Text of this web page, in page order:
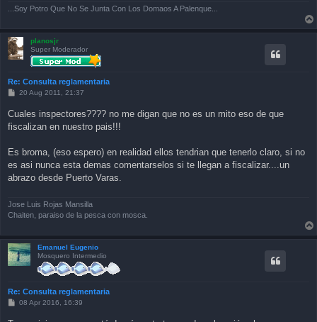
...Soy Potro Que No Se Junta Con Los Domaos A Palenque...
planosjr
Super Moderador
Re: Consulta reglamentaria
P
t
20 Aug 2011, 21:37
Cuales inspectores???? no me digan que no es un mito eso de que
fiscalizan en nuestro pais!!!
Es broma, (eso espero) en realidad ellos tendrian que tenerlo claro, si no
es asi nunca esta demas comentarselos si te llegan a fiscalizar....un
abrazo desde Puerto Varas.
Jose Luis Rojas Mansilla
Chaiten, paraiso de la pesca con mosca.
Emanuel Eugenio
Mosquero Intermedio
Re: Consulta reglamentaria
P08 Apr 2016, 16:39